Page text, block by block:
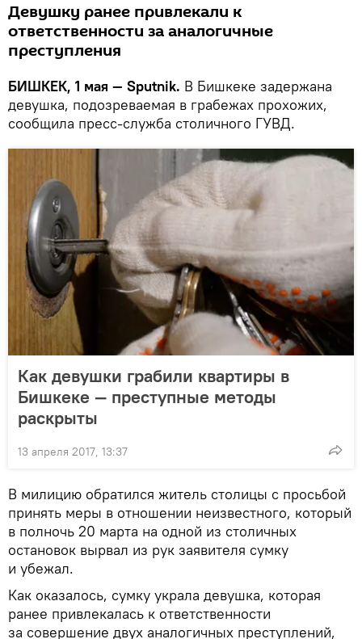
Девушку ранее привлекали к
ответственности за аналогичные
преступления
БИШКЕК, 1 мая — Sputnik. В Бишкеке задержана
девушка, подозреваемая в грабежах прохожих,
сообщила пресс-служба столичного ГУВД.
Как девушки грабили квартиры в
Бишкеке — преступные методы
раскрыты
13 апреля 2017, 13:37
В милицию обратился житель столицы с просьбой
принять меры в отношении неизвестного, который
в полночь 20 марта на одной из столичных
остановок вырвал из рук заявителя сумку
и убежал.
Как оказалось, сумку украла девушка, которая
ранее привлекалась к ответственности
за совершение двух аналогичных преступлений,